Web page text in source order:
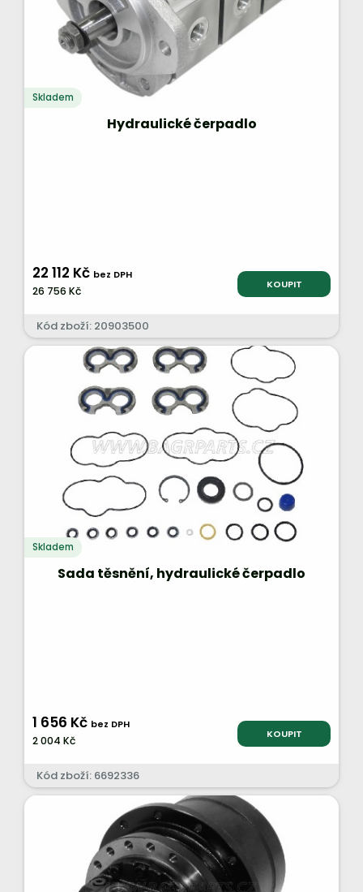
Skladem
Hydraulické čerpadlo
22 112 Kč bez DPH
26 756 Kč KOUPIT
Kód zboží: 20903500
Skladem
Sada těsnění, hydraulické čerpadlo
1 656 Kč bez DPH
2 004 Kč KOUPIT
Kód zboží: 6692336